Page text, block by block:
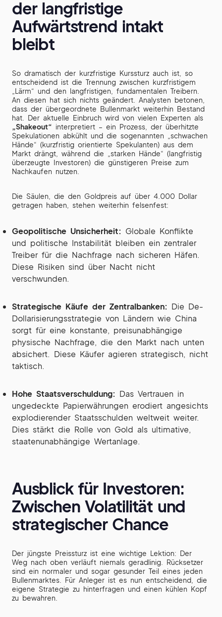
der langfristige
Aufwärtstrend intakt
bleibt
So dramatisch der kurzfristige Kurssturz auch ist, so
entscheidend ist die Trennung zwischen kurzfristigem
„Lärm“ und den langfristigen, fundamentalen Treibern.
An diesen hat sich nichts geändert. Analysten betonen,
dass der übergeordnete Bullenmarkt weiterhin Bestand
hat. Der aktuelle Einbruch wird von vielen Experten als
„Shakeout“ interpretiert – ein Prozess, der überhitzte
Spekulationen abkühlt und die sogenannten „schwachen
Hände“ (kurzfristig orientierte Spekulanten) aus dem
Markt drängt, während die „starken Hände“ (langfristig
überzeugte Investoren) die günstigeren Preise zum
Nachkaufen nutzen.
Die Säulen, die den Goldpreis auf über 4.000 Dollar
getragen haben, stehen weiterhin felsenfest:
Geopolitische Unsicherheit: Globale Konflikte
und politische Instabilität bleiben ein zentraler
Treiber für die Nachfrage nach sicheren Häfen.
Diese Risiken sind über Nacht nicht
verschwunden.
Strategische Käufe der Zentralbanken: Die De-
Dollarisierungsstrategie von Ländern wie China
sorgt für eine konstante, preisunabhängige
physische Nachfrage, die den Markt nach unten
absichert. Diese Käufer agieren strategisch, nicht
taktisch.
Hohe Staatsverschuldung: Das Vertrauen in
ungedeckte Papierwährungen erodiert angesichts
explodierender Staatsschulden weltweit weiter.
Dies stärkt die Rolle von Gold als ultimative,
staatenunabhängige Wertanlage.
Ausblick für Investoren:
Zwischen Volatilität und
strategischer Chance
Der jüngste Preissturz ist eine wichtige Lektion: Der
Weg nach oben verläuft niemals geradlinig. Rücksetzer
sind ein normaler und sogar gesunder Teil eines jeden
Bullenmarktes. Für Anleger ist es nun entscheidend, die
eigene Strategie zu hinterfragen und einen kühlen Kopf
zu bewahren.